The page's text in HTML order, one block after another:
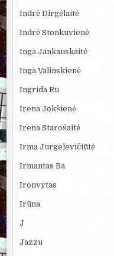
Indrė Dirgėlaitė
Indrė Stonkuvienė
Inga Jankauskaitė
Inga Valinskienė
Ingrida Ru
Irena Jokšienė
Irena Starošaitė
Irma Jurgelevičiūtė
Irmantas Ba
Ironvytas
Irūna
J
Jazzu